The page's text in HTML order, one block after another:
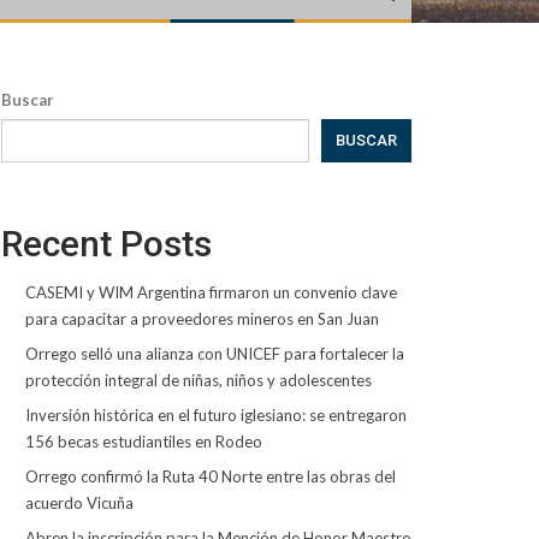
Buscar
BUSCAR
Recent Posts
CASEMI y WIM Argentina firmaron un convenio clave
para capacitar a proveedores mineros en San Juan
Orrego selló una alianza con UNICEF para fortalecer la
protección integral de niñas, niños y adolescentes
Inversión histórica en el futuro iglesiano: se entregaron
156 becas estudiantiles en Rodeo
Orrego confirmó la Ruta 40 Norte entre las obras del
acuerdo Vicuña